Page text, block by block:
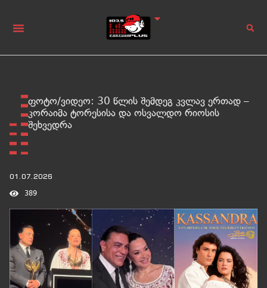
ფოტო/ვიდეო: 30 წლის შემდეგ კვლავ ერთად –
კორაიმა ტორესისა და ოსვალდო რიოსის
შეხვედრა
01.07.2026
389